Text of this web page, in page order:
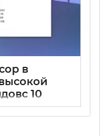
в
10